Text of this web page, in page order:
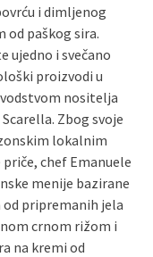
i dimljenog
paškog sira.
ujedno i svečano
proizvodi u
vodstvom nositelja
Zbog svoje
lokalnim
chef Emanuele
menije bazirane
pripremanih jela
crnom rižom i
na kremi od